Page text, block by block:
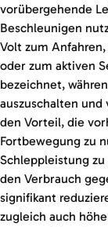
vorübergehende
Beschleunigen
Volt zum
oder zum aktiven
bezeichnet,
auszuschalten und
den Vorteil, die
Fortbewegung zu
Schleppleistung
den Verbrauch
signifikant
zugleich auch